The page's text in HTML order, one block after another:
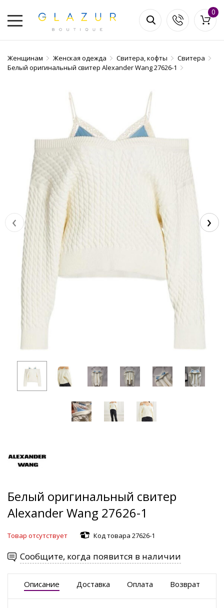
0
Женщинам Женская одежда Свитера, кофты
Свитера
Белый оригинальный свитер Alexander Wang 27626-1
‹ ›
Белый оригинальный свитер
Alexander Wang 27626-1
Товар отсутствует Код товара 27626-1
Сообщите, когда появится в наличии
Описание Доставка Оплата Возврат